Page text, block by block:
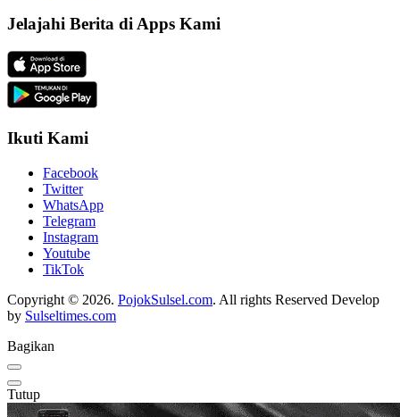
Jelajahi Berita di Apps Kami
Ikuti Kami
Facebook
Twitter
WhatsApp
Telegram
Instagram
Youtube
TikTok
Copyright © 2026. PojokSulsel.com. All rights Reserved Develop
by Sulseltimes.com
Bagikan
Tutup